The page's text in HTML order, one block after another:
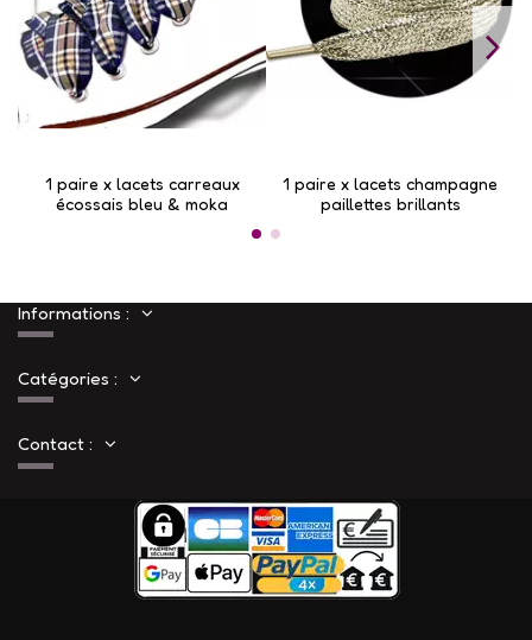
1 paire x lacets carreaux
écossais bleu & moka
1 paire x lacets champagne
paillettes brillants
Informations :
Catégories :
Contact :